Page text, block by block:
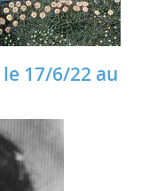
17/6/22 au